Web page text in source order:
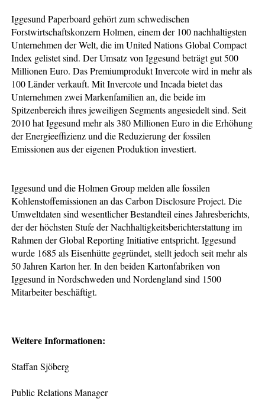
Iggesund Paperboard gehört zum schwedischen
Forstwirtschaftskonzern Holmen, einem der 100 nachhaltigsten
Unternehmen der Welt, die im United Nations Global Compact
Index gelistet sind. Der Umsatz von Iggesund beträgt gut 500
Millionen Euro. Das Premiumprodukt Invercote wird in mehr als
100 Länder verkauft. Mit Invercote und Incada bietet das
Unternehmen zwei Markenfamilien an, die beide im
Spitzenbereich ihres jeweiligen Segments angesiedelt sind. Seit
2010 hat Iggesund mehr als 380 Millionen Euro in die Erhöhung
der Energieeffizienz und die Reduzierung der fossilen
Emissionen aus der eigenen Produktion investiert.
Iggesund und die Holmen Group melden alle fossilen
Kohlenstoffemissionen an das Carbon Disclosure Project. Die
Umweltdaten sind wesentlicher Bestandteil eines Jahresberichts,
der der höchsten Stufe der Nachhaltigkeitsberichterstattung im
Rahmen der Global Reporting Initiative entspricht. Iggesund
wurde 1685 als Eisenhütte gegründet, stellt jedoch seit mehr als
50 Jahren Karton her. In den beiden Kartonfabriken von
Iggesund in Nordschweden und Nordengland sind 1500
Mitarbeiter beschäftigt.
Weitere Informationen:
Staffan Sjöberg
Public Relations Manager